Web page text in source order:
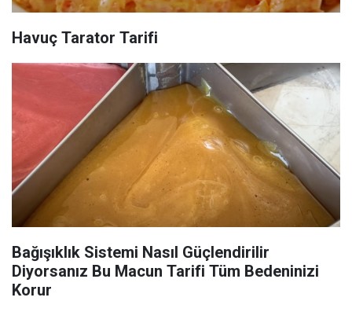
Havuç Tarator Tarifi
Bağışıklık Sistemi Nasıl Güçlendirilir
Diyorsanız Bu Macun Tarifi Tüm Bedeninizi
Korur